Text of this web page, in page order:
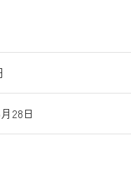
28日